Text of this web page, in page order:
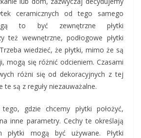
ceramicznych od tego samego
to być zewnętrzne płytki
też wewnętrzne, podłogowe płytki
wiedzieć, że płytki, mimo że są
mogą się różnić odcieniem. Czasami
różni się od dekoracyjnych z tej
te są z reguły niezauważalne.
gdzie chcemy płytki położyć,
inne parametry. Cechy te określają
płytki mogą być używane. Płytki